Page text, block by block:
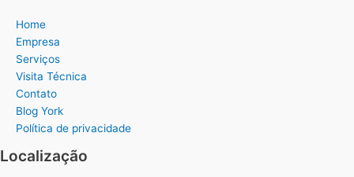
Home
Empresa
Serviços
Visita Técnica
Contato
Blog York
Política de privacidade
Localização